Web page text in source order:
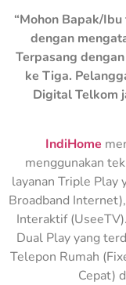
“Mohon Bapak/
dengan
Terpasang
ke Tiga.
Digital Telkom
IndiHome
menggunakan
layanan Triple Play
Broadband
Interaktif (UseeTV).
Dual Play yang
Telepon Rumah
Cepat)